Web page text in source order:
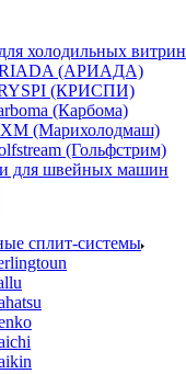
холодильных витрин
(АРИАДА)
(КРИСПИ)
(Карбома)
(Марихолодмаш)
(Гольфстрим)
для швейных машин
сплит-системы